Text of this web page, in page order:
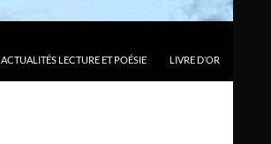
ACTUALITÉS LECTURE ET POÉSIE LIVRE D’OR